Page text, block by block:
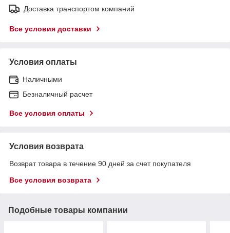
Доставка транспортом компаний
Все условия доставки
Условия оплаты
Наличными
Безналичный расчет
Все условия оплаты
Условия возврата
Возврат товара в течение 90 дней за счет покупателя
Все условия возврата
Подобные товары компании